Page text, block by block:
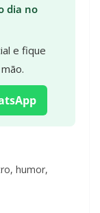
dia no
e fique
humor,